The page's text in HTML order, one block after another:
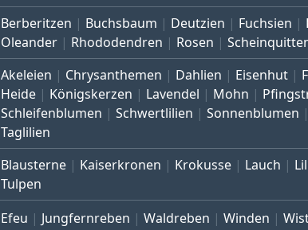
Berberitzen Buchsbaum Deutzien Fuchsien
Oleander
Rhododendren Rosen
Akeleien Chrysanthemen Dahlien Eisenhut
Heide
Königskerzen Lavendel Mohn
Schleifenblumen
Schwertlilien Sonnenblumen
Taglilien
Blausterne Kaiserkronen Krokusse Lauch
Tulpen
Efeu Jungfernreben Waldreben Winden